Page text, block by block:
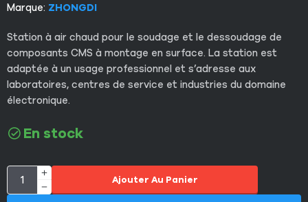
Marque: ZHONGDI
Station à air chaud pour le soudage et le dessoudage de
composants CMS à montage en surface. La station est
adaptée à un usage professionnel et s’adresse aux
laboratoires, centres de service et industries du domaine
électronique.
En stock
Ajouter Au Panier